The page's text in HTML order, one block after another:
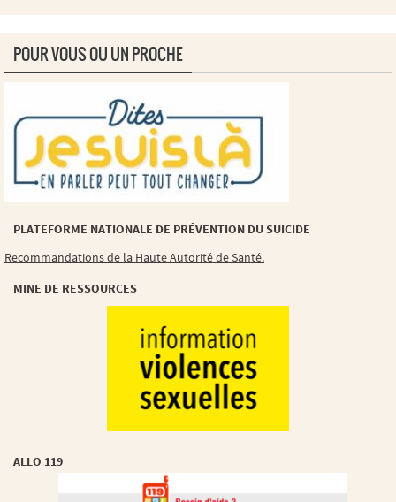
POUR VOUS OU UN PROCHE
PLATEFORME NATIONALE DE PRÉVENTION DU SUICIDE
Recommandations de la Haute Autorité de Santé.
MINE DE RESSOURCES
ALLO 119